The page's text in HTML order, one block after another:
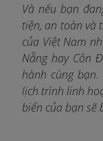
Và nếu bạn
tiện, an toàn và
của Việt Nam
Nẵng hay Côn
hành cùng
lịch trình linh
biển của bạn sẽ